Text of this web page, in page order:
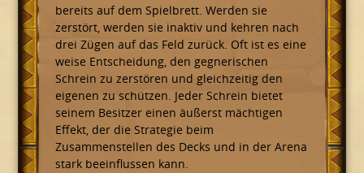
bereits auf dem Spielbrett. Werden sie
zerstört, werden sie inaktiv und kehren nach
drei Zügen auf das Feld zurück. Oft ist es eine
weise Entscheidung, den gegnerischen
Schrein zu zerstören und gleichzeitig den
eigenen zu schützen. Jeder Schrein bietet
seinem Besitzer einen äußerst mächtigen
Effekt, der die Strategie beim
Zusammenstellen des Decks und in der Arena
stark beeinflussen kann.